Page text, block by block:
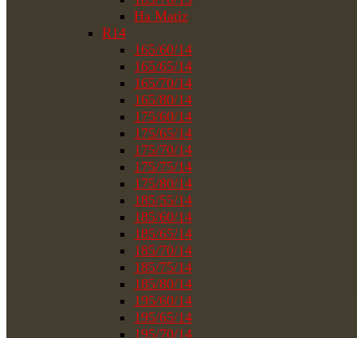
На Matiz
R14
165/60/14
165/65/14
165/70/14
165/80/14
175/60/14
175/65/14
175/70/14
175/75/14
175/80/14
185/55/14
185/60/14
185/65/14
185/70/14
185/75/14
185/80/14
195/60/14
195/65/14
195/70/14